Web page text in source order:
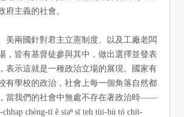
府主義的社會。
美兩國針對君主立憲制度、以及工廠老闆
，皆有基督徒參與其中，做出選擇並發表
表示這就是一種政治立場的展現。國家有
有學校的政治，社會上每一個角落自然都
當我們的社會中無處不存在著政治時——
chèng-tī ê siaⁿ sī teh tùi-hù tó chi̍t-